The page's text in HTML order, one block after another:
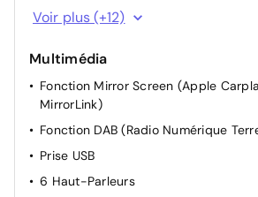
Start & Stop
Siège passager avant réglable
hauteur
Siège conducteur réglable
Siège passager avant réglable
Réglage lombaire du siège passager
3 appuie-têtes AR
Voir plus (+12)
Multimédia
Fonction Mirror Screen (Apple
MirrorLink)
Fonction DAB (Radio Numérique
Prise USB
6 Haut-Parleurs